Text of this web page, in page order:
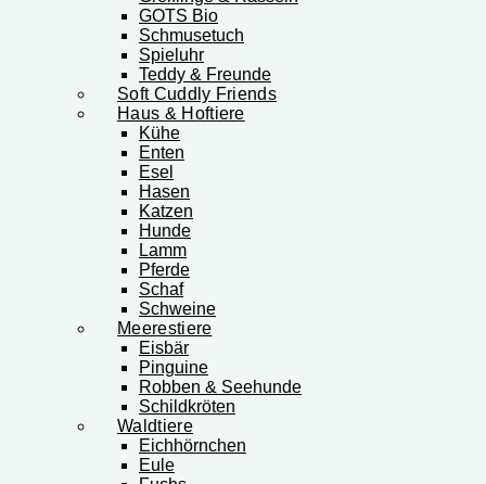
GOTS Bio
Schmusetuch
Spieluhr
Teddy & Freunde
Soft Cuddly Friends
Haus & Hoftiere
Kühe
Enten
Esel
Hasen
Katzen
Hunde
Lamm
Pferde
Schaf
Schweine
Meerestiere
Eisbär
Pinguine
Robben & Seehunde
Schildkröten
Waldtiere
Eichhörnchen
Eule